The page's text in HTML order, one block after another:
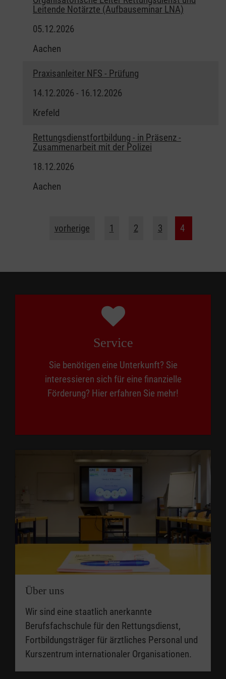
Leitende Notärzte (Aufbauseminar LNA)
05.12.2026
Aachen
Praxisanleiter NFS - Prüfung
14.12.2026 - 16.12.2026
Krefeld
Rettungsdienstfortbildung - in Präsenz -
Zusammenarbeit mit der Polizei
18.12.2026
Aachen
vorherige 1 2 3 4
Service
Sie benötigen eine Unterkunft? Sie
interessieren sich für eine finanzielle
Förderung? Hier erfahren Sie mehr!
Über uns
Wir sind eine staatlich anerkannte
Berufsfachschule für den Rettungsdienst,
Fortbildungsträger für ärztliches Personal und
Kurszentrum internationaler Organisationen.